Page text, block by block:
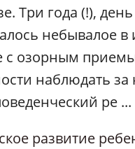
Три года (!),
небывалое
с озорным
наблюдать
ре ...
развитие